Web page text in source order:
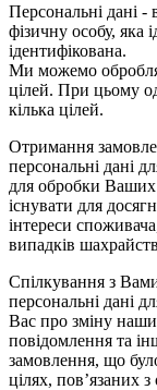
Персональні дані -
фізичну особу, яка
ідентифікована.
Ми можемо
цілей. При цьому
кілька цілей.
Отримання
персональні дані
для обробки Ваших
існувати для
інтереси
випадків
Спілкування з
персональні дані
Вас про зміну
повідомлення та
замовлення, що
цілях, пов’язаних